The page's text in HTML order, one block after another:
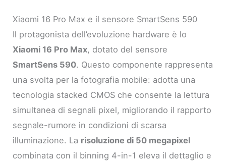
Xiaomi 16 Pro Max e il sensore SmartSens 590
Il protagonista dell’evoluzione hardware è lo
Xiaomi 16 Pro Max, dotato del sensore
SmartSens 590. Questo componente rappresenta
una svolta per la fotografia mobile: adotta una
tecnologia stacked CMOS che consente la lettura
simultanea di segnali pixel, migliorando il rapporto
segnale-rumore in condizioni di scarsa
illuminazione. La risoluzione di 50 megapixel
combinata con il binning 4-in-1 eleva il dettaglio e